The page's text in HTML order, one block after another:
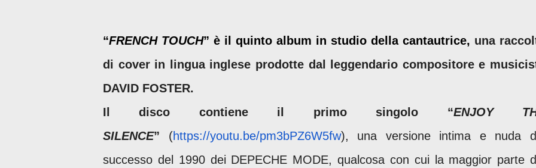
“FRENCH TOUCH” è il quinto album in studio della cantautrice, una
di cover in lingua inglese prodotte dal leggendario compositore e
DAVID FOSTER.
Il disco contiene il primo singolo “ENJOY
SILENCE” (https://youtu.be/pm3bPZ6W5fw), una versione intima e nuda
successo del 1990 dei DEPECHE MODE, qualcosa con cui la maggior parte